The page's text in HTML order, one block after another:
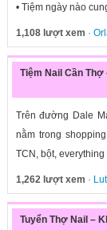
• Tiệm ngày nào
1,108 lượt xem ·
Tiệm Nail Cần Thợ
Trên đường Dale
nằm trong
TCN, bột, everything
1,262 lượt xem ·
Tuyển Thợ Nail –